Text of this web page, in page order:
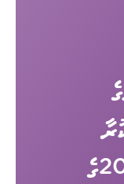
ކޮމިޓީގެ އިންތިޚާބު 2026ގެ